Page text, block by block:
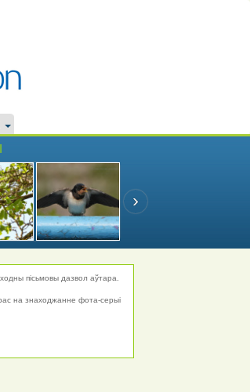
пісьмовы дазвол аўтара.
на знаходжанне фота-серыі